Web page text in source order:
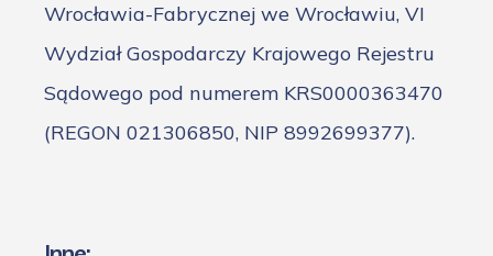
Wrocławia-Fabrycznej we Wrocławiu, VI
Wydział Gospodarczy Krajowego Rejestru
Sądowego pod numerem KRS0000363470
(REGON 021306850, NIP 8992699377).